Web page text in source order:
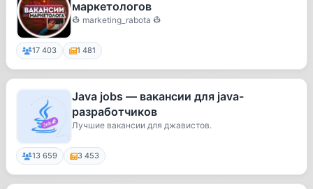
маркетологов
👷 marketing_rabota 👷
17 403 1 481
Java jobs — вакансии для java-
разработчиков
Лучшие вакансии для джавистов.
13 659 3 453